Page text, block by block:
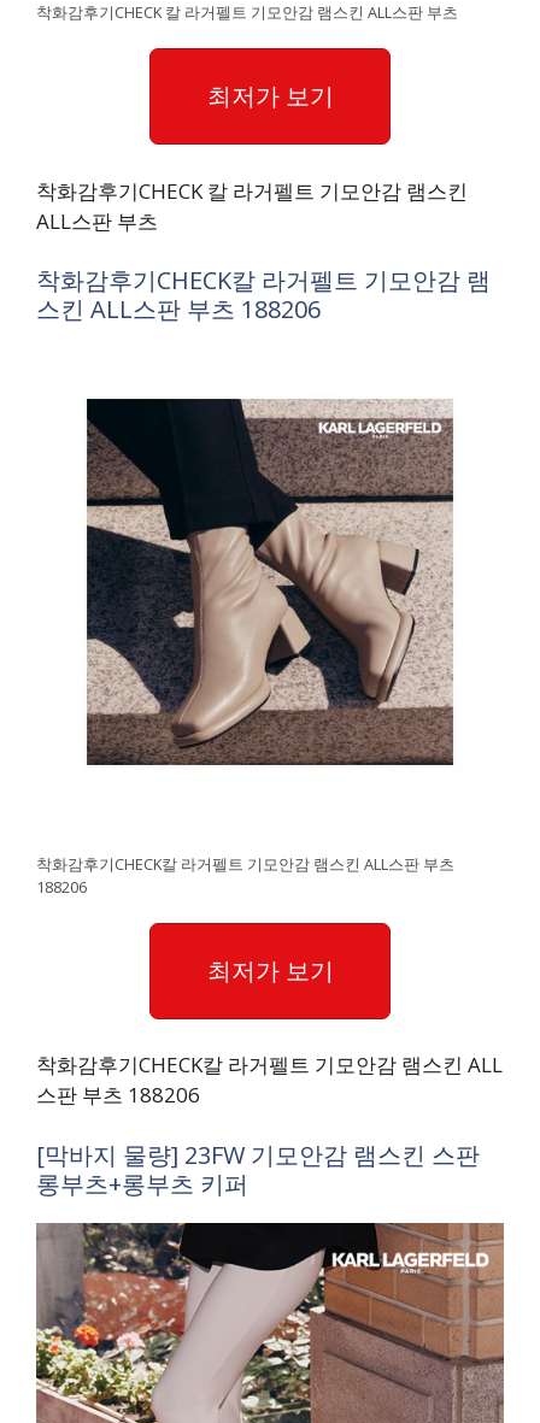
착화감후기CHECK 칼 라거펠트 기모안감 램스킨 ALL스판 부츠
최저가 보기
착화감후기CHECK 칼 라거펠트 기모안감 램스킨
ALL스판 부츠
착화감후기CHECK칼 라거펠트 기모안감 램
스킨 ALL스판 부츠 188206
착화감후기CHECK칼 라거펠트 기모안감 램스킨 ALL스판 부츠
188206
최저가 보기
착화감후기CHECK칼 라거펠트 기모안감 램스킨 ALL
스판 부츠 188206
[막바지 물량] 23FW 기모안감 램스킨 스판
롱부츠+롱부츠 키퍼